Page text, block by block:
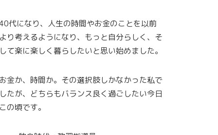
代になり、人生の時間やお金のことを以前
より考えるようになり、もっと自分らしく、そ
して楽に楽しく暮らしたいと思い始めました。
お金か、時間か。その選択肢しかなかった私で
したが、どちらもバランス良く過ごしたい今日
この頃です。